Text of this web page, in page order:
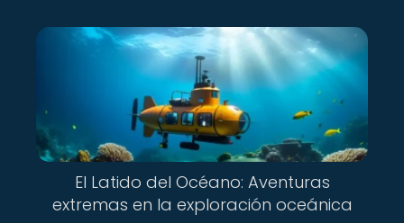
El Latido del Océano: Aventuras
extremas en la exploración oceánica